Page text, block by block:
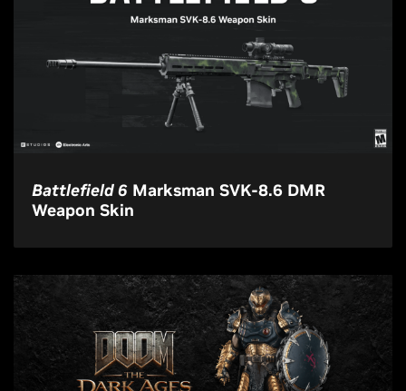
Battlefield 6 Marksman SVK-8.6 DMR
Weapon Skin